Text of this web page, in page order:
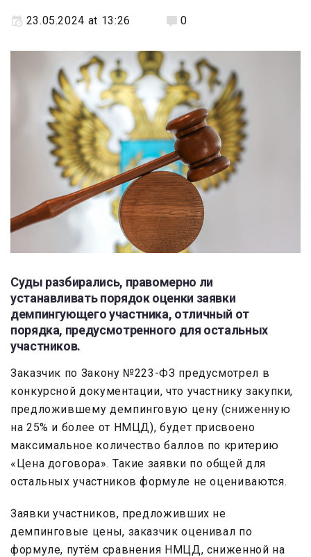
23.05.2024 at 13:26 0
Суды разбирались, правомерно ли
устанавливать порядок оценки заявки
демпингующего участника, отличный от
порядка, предусмотренного для остальных
участников.
Заказчик по Закону №223-ФЗ предусмотрел в
конкурсной документации, что участнику закупки,
предложившему демпинговую цену (сниженную
на 25% и более от НМЦД), будет присвоено
максимальное количество баллов по критерию
«Цена договора». Такие заявки по общей для
остальных участников формуле не оцениваются.
Заявки участников, предложивших не
демпинговые цены, заказчик оценивал по
формуле, путём сравнения НМЦД, сниженной на